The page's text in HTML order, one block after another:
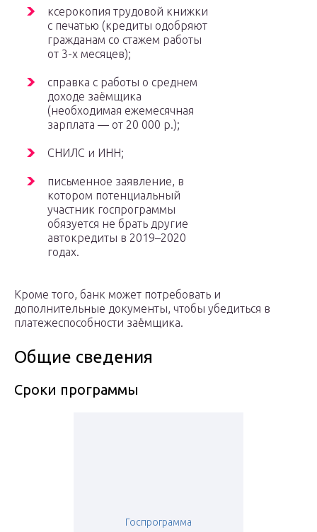
ксерокопия трудовой книжки
с печатью (кредиты одобряют
гражданам со стажем работы
от 3-х месяцев);
справка с работы о среднем
доходе заёмщика
(необходимая ежемесячная
зарплата — от 20 000 р.);
СНИЛС и ИНН;
письменное заявление, в
котором потенциальный
участник госпрограммы
обязуется не брать другие
автокредиты в 2019–2020
годах.
Кроме того, банк может потребовать и
дополнительные документы, чтобы убедиться в
платежеспособности заёмщика.
Общие сведения
Сроки программы
Госпрограмма